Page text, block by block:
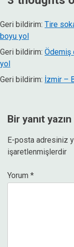
Geri bildirim: Tire
boyu yol
Geri bildirim: Ödemiş
yol
Geri bildirim: İzmir –
Bir yanıt yazın
E-posta adresiniz
işaretlenmişlerdir
Yorum *